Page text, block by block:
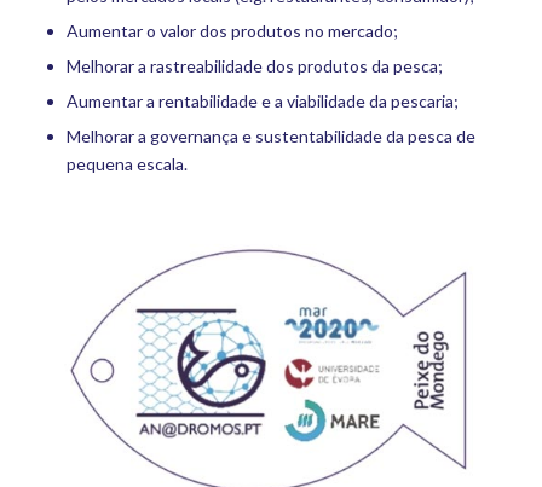
Aumentar o valor dos produtos no mercado;
Melhorar a rastreabilidade dos produtos da pesca;
Aumentar a rentabilidade e a viabilidade da pescaria;
Melhorar a governança e sustentabilidade da pesca de
pequena escala.